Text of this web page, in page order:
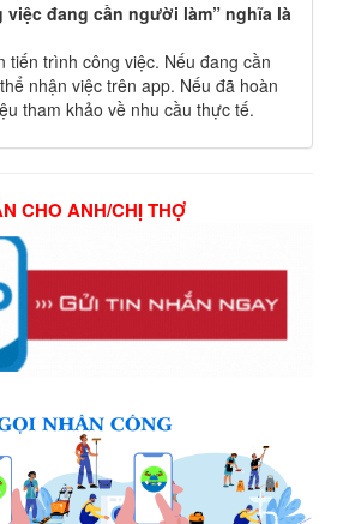
việc đang cần người làm” nghĩa là
tiến trình công việc. Nếu đang cần
nhận việc trên app. Nếu đã hoàn
tham khảo về nhu cầu thực tế.
CHO ANH/CHỊ THỢ